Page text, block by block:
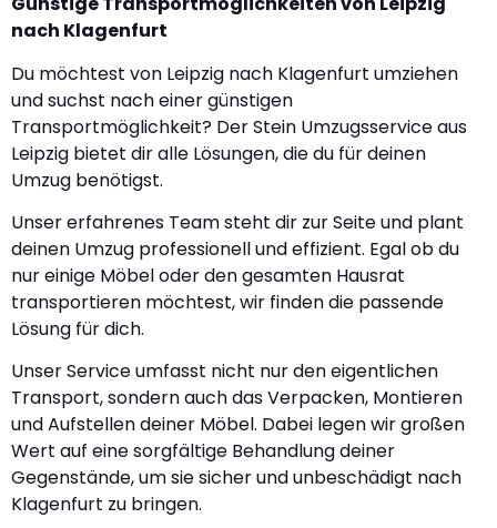
nach Klagenfurt
Du möchtest von Leipzig nach Klagenfurt umziehen
und suchst nach einer günstigen
Transportmöglichkeit? Der Stein Umzugsservice aus
Leipzig bietet dir alle Lösungen, die du für deinen
Umzug benötigst.
Unser erfahrenes Team steht dir zur Seite und plant
deinen Umzug professionell und effizient. Egal ob du
nur einige Möbel oder den gesamten Hausrat
transportieren möchtest, wir finden die passende
Lösung für dich.
Unser Service umfasst nicht nur den eigentlichen
Transport, sondern auch das Verpacken, Montieren
und Aufstellen deiner Möbel. Dabei legen wir großen
Wert auf eine sorgfältige Behandlung deiner
Gegenstände, um sie sicher und unbeschädigt nach
Klagenfurt zu bringen.